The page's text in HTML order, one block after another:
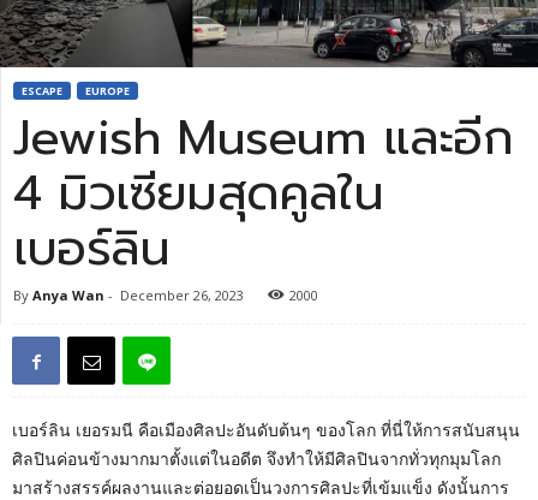
ESCAPE EUROPE
Jewish Museum และอีก
4 มิวเซียมสุดคูลใน
เบอร์ลิน
By Anya Wan - December 26, 2023 2000
เบอร์ลิน เยอรมนี คือเมืองศิลปะอันดับต้นๆ ของโลก ที่นี่ให้การสนับสนุน
ศิลปินค่อนข้างมากมาตั้งแต่ในอดีต จึงทำให้มีศิลปินจากทั่วทุกมุมโลก
มาสร้างสรรค์ผลงานและต่อยอดเป็นวงการศิลปะที่เข้มแข็ง ดังนั้นการ